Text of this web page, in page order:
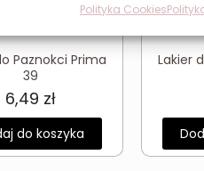
Polityka Cookies
Paznokci Prima
39
6,49 zł
do koszyka
Lakier